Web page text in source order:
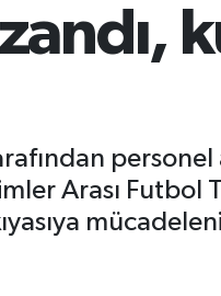
Arası Futbol